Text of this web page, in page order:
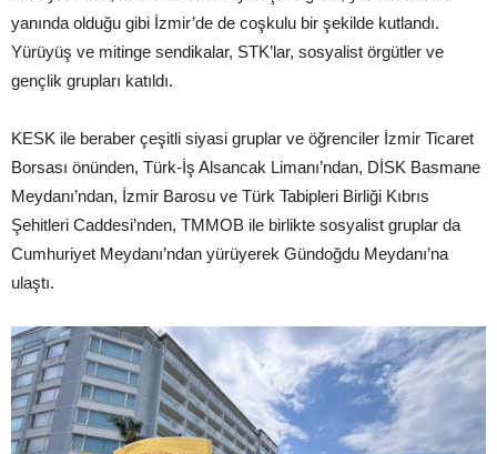
yanında olduğu gibi İzmir’de de coşkulu bir şekilde kutlandı.
Yürüyüş ve mitinge sendikalar, STK’lar, sosyalist örgütler ve
gençlik grupları katıldı.
KESK ile beraber çeşitli siyasi gruplar ve öğrenciler İzmir Ticaret
Borsası önünden, Türk-İş Alsancak Limanı’ndan, DİSK Basmane
Meydanı’ndan, İzmir Barosu ve Türk Tabipleri Birliği Kıbrıs
Şehitleri Caddesi’nden, TMMOB ile birlikte sosyalist gruplar da
Cumhuriyet Meydanı’ndan yürüyerek Gündoğdu Meydanı’na
ulaştı.